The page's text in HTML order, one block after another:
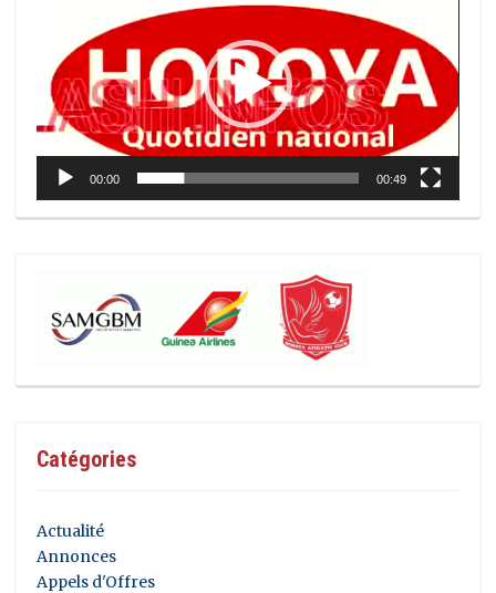
00:00 00:49
Catégories
Actualité
Annonces
Appels d'Offres